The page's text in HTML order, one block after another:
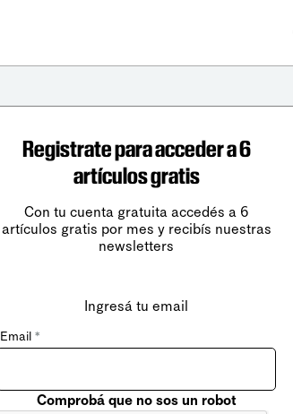
Registrate para acceder a 6
artículos gratis
Con tu cuenta gratuita accedés a 6
artículos gratis por mes y recibís nuestras
newsletters
Ingresá tu email
Email *
Comprobá que no sos un robot